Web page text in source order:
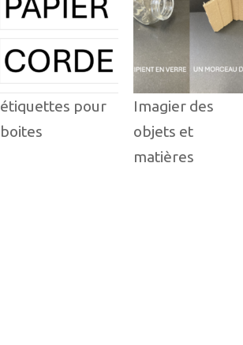
étiquettes pour
boites
Imagier des
objets et
matières